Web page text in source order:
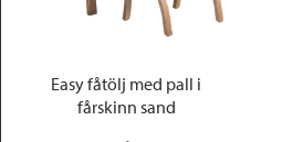
Easy fåtölj med pall i
fårskinn sand